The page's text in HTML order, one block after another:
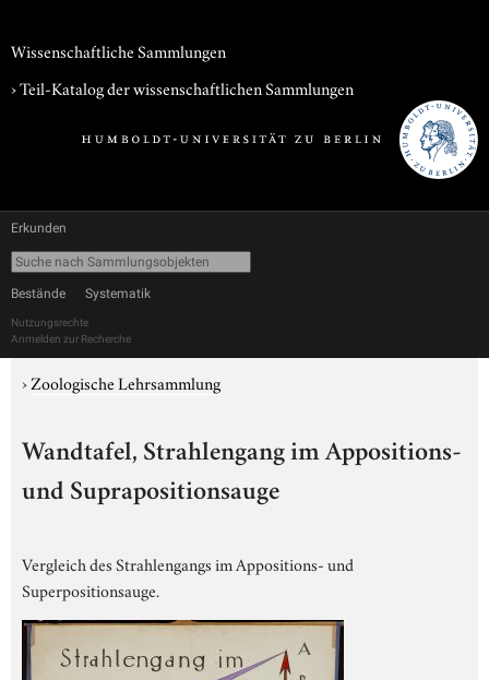
Wissenschaftliche Sammlungen
› Teil-Katalog der wissenschaftlichen Sammlungen
Erkunden
Bestände Systematik
Nutzungsrechte
Anmelden zur Recherche
›Zoologische Lehrsammlung
Wandtafel, Strahlengang im Appositions-
und Suprapositionsauge
Vergleich des Strahlengangs im Appositions- und
Superpositionsauge.